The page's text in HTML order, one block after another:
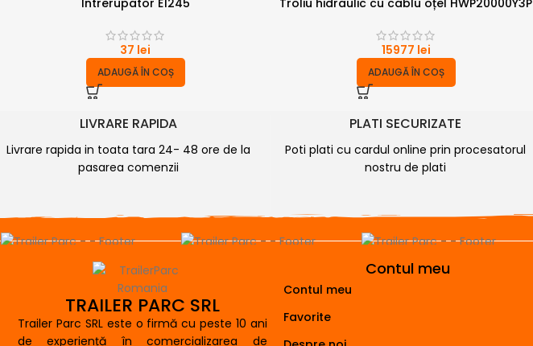
Intrerupator E1245
37 lei
ADAUGĂ ÎN COȘ
Troliu hidraulic cu cablu oțel HWP20000Y3P
15977 lei
ADAUGĂ ÎN COȘ
LIVRARE RAPIDA
Livrare rapida in toata tara 24- 48 ore de la
pasarea comenzii
PLATI SECURIZATE
Poti plati cu cardul online prin procesatorul
nostru de plati
TRAILER PARC SRL
Trailer Parc SRL este o firmă cu peste 10 ani
de experiență în comercializarea de
Contul meu
Contul meu
Favorite